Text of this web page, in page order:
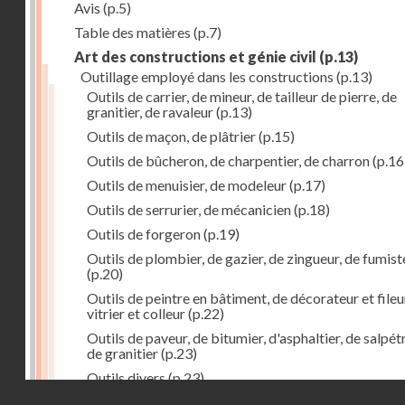
Avis (p.5)
Table des matières (p.7)
Art des constructions et génie civil (p.13)
Outillage employé dans les constructions (p.13)
Outils de carrier, de mineur, de tailleur de pierre, de
granitier, de ravaleur(p.13)
Outils de maçon, de plâtrier(p.15)
Outils de bûcheron, de charpentier, de charron
Outils de menuisier, de modeleur(p.17)
Outils de serrurier, de mécanicien(p.18)
Outils de forgeron(p.19)
Outils de plombier, de gazier, de zingueur, de
(p.20)
Outils de peintre en bâtiment, de décorateur et
vitrier et colleur(p.22)
Outils de paveur, de bitumier, d'asphaltier, de
de granitier(p.23)
Outils divers(p.23)